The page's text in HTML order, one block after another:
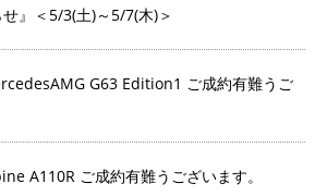
せ』＜5/3(土)～5/7(木)＞
G63 Edition1 ご成約有難うご
A110R ご成約有難うございます。